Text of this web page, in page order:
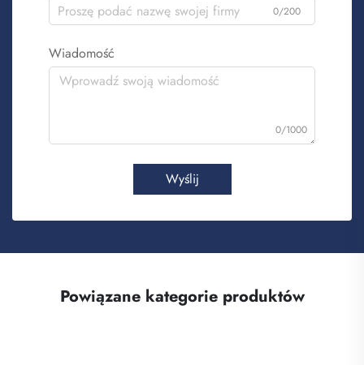
0/200
Wiadomość
0/1000
Wyślij
Powiązane kategorie produktów